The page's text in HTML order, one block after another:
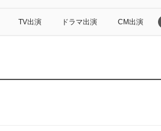
TV出演 ドラマ出演 CM出演